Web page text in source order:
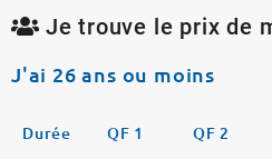
Je trouve le prix de
J'ai 26 ans ou moins
Durée QF 1 QF 2